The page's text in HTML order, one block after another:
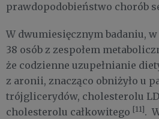
prawdopodobieństwo chorób
W dwumiesięcznym badaniu,
38 osób z zespołem
że codzienne uzupełnianie
z aronii, znacząco obniżyło u
trójglicerydów, cholesterolu
cholesterolu całkowitego [11] .